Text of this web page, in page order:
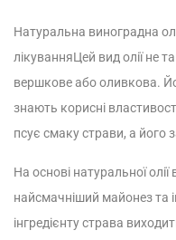
Натуральна виноградна
лікуванняЦей вид олії не
вершкове або оливкова.
знають корисні
псує смаку страви, а його
На основі натуральної
найсмачніший майонез та
інгредієнту страва